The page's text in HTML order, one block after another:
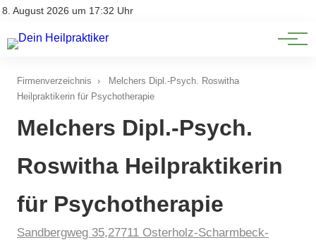
8. August 2026 um 17:32 Uhr
Impressum
Natürliche Medizin
Heilpflanzen & Kräuterkunde
Firmenverzeichnis ›
Melchers Dipl.-Psych. Roswitha
Heilpraktikerin für Psychotherapie
Melchers Dipl.-Psych.
Roswitha Heilpraktikerin
für Psychotherapie
Sandbergweg 35,27711 Osterholz-Scharmbeck-